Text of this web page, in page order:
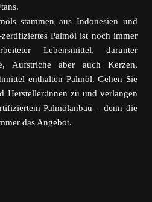
stammen aus Indonesien und
Palmöl ist noch immer
Lebensmittel, darunter
Aufstriche aber auch Kerzen,
enthalten Palmöl. Gehen Sie
Hersteller:innen zu und verlangen
Palmölanbau – denn die
das Angebot.